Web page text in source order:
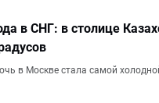
в СНГ: в столице
в Москве стала самой